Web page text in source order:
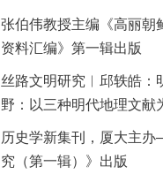
张伯伟教授主编《高丽朝
资料汇编》第一辑出版
丝路文明研究︱邱轶皓：
野：以三种明代地理文献
历史学新集刊，厦大主
究（第一辑）》出版